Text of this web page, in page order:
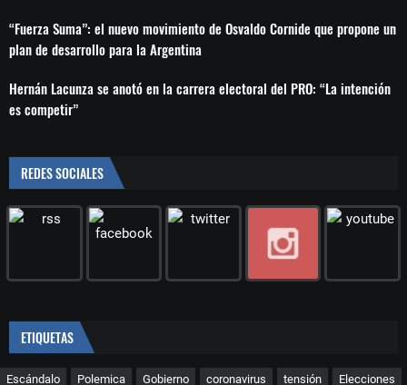
“Fuerza Suma”: el nuevo movimiento de Osvaldo Cornide que propone un
plan de desarrollo para la Argentina
Hernán Lacunza se anotó en la carrera electoral del PRO: “La intención
es competir”
REDES SOCIALES
ETIQUETAS
Escándalo Polemica Gobierno coronavirus tensión Elecciones